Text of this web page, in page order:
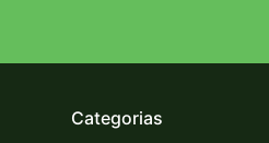
Categorias